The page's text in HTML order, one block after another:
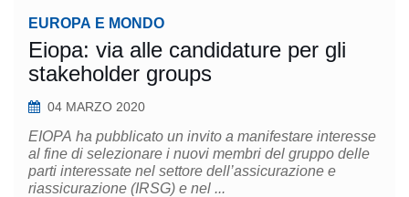
EUROPA E MONDO
Eiopa: via alle candidature per gli
stakeholder groups
04 MARZO 2020
EIOPA ha pubblicato un invito a manifestare interesse
al fine di selezionare i nuovi membri del gruppo delle
parti interessate nel settore dell’assicurazione e
riassicurazione (IRSG) e nel ...